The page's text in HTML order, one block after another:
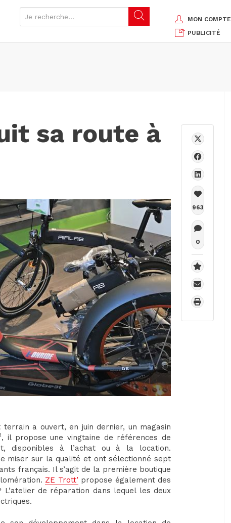
MON COMPTE
PUBLICITÉ
sa route à
a ouvert, en juin dernier, un magasin
, il propose une vingtaine de références de
disponibles à l’achat ou à la location.
miser sur la qualité et ont sélectionné sept
français. Il s’agit de la première boutique
ZE Trott’ propose également des
de réparation dans lequel les deux
963
0